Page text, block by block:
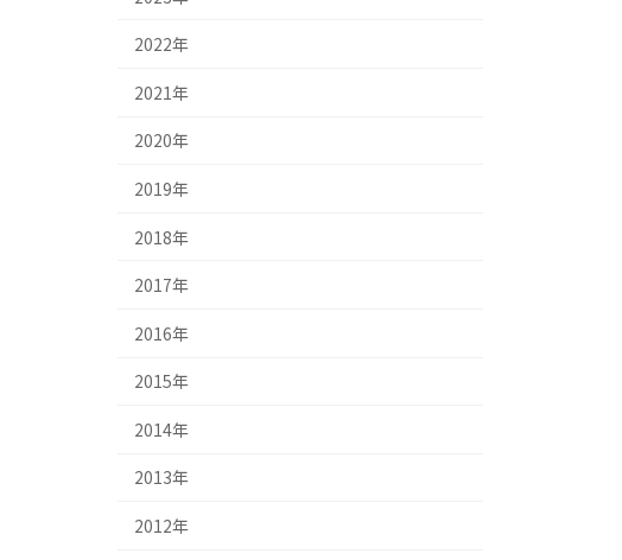
2022年
2021年
2020年
2019年
2018年
2017年
2016年
2015年
2014年
2013年
2012年